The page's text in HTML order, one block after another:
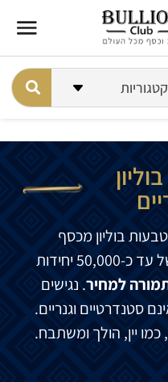
בוליון מכסף
המיוצרים לרוב במהדורות של עד כ-50,000 יחידות
למחיר. נגישים
סטנדרטיים וגנריים.
יין, הולך ומשתבח.